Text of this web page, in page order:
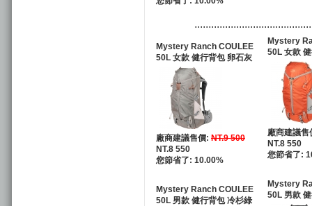
Mystery Ranch COULEE
50L 女款 健行背包 卵石灰
廠商建議售價: NT.9 500
NT.8 550
您節省了: 10.00%
Mystery
50L 女款
廠商建議
NT.8 550
您節省了:
Mystery Ranch COULEE
50L 男款 健行背包 冷杉綠
Mystery
50L 男款